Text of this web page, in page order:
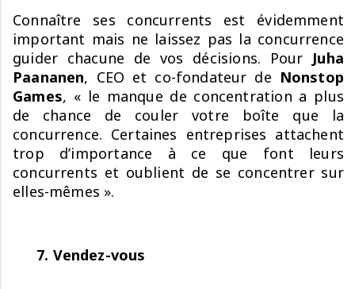
Connaître ses concurrents est évidemment
important mais ne laissez pas la concurrence
guider chacune de vos décisions. Pour Juha
Paananen, CEO et co-fondateur de Nonstop
Games, « le manque de concentration a plus
de chance de couler votre boîte que la
concurrence. Certaines entreprises attachent
trop d’importance à ce que font leurs
concurrents et oublient de se concentrer sur
elles-mêmes ».
7. Vendez-vous